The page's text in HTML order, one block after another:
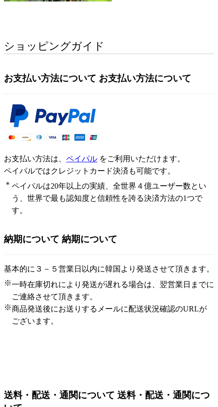
ショッピングガイド
お支払い方法について お支払い方法について
お支払い方法は、 ペイパル をご利用いただけます。
ペイパルではクレジットカード決済も可能です。
＊ ペイパルは20年以上の実績、全世界４億ユーザー数とい
う、世界で最も認知度と信頼性を誇る決済方法の1つで
す。
納期について 納期について
基本的に３－５営業日以内に韓国より発送させて頂きます。
※一時在庫切れにより発送が遅れる場合は、翌営業日までに
ご連絡させて頂きます。
※商品発送後にお送りするメールに配送状況確認のURLが
ございます。
送料・配送・通関について 送料・配送・通関につ